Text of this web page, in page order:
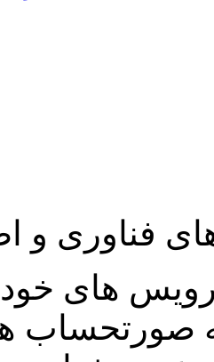
فناوری و
های خود
صورتحساب